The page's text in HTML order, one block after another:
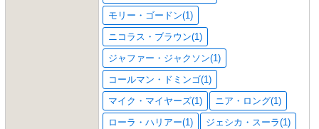
モリー・ゴードン(1)
ニコラス・ブラウン(1)
ジャファー・ジャクソン(1)
コールマン・ドミンゴ(1)
マイク・マイヤーズ(1)
ニア・ロング(1)
ローラ・ハリアー(1)
ジェシカ・スーラ(1)